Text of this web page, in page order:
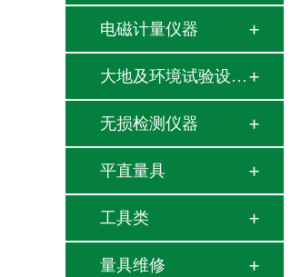
电磁计量仪器
大地及环境试验设备…
无损检测仪器
平直量具
工具类
量具维修